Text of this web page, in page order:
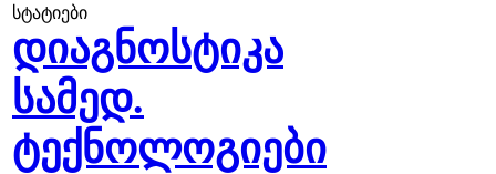
სტატიები
დიაგნოსტიკა
სამედ.
ტექნოლოგიები